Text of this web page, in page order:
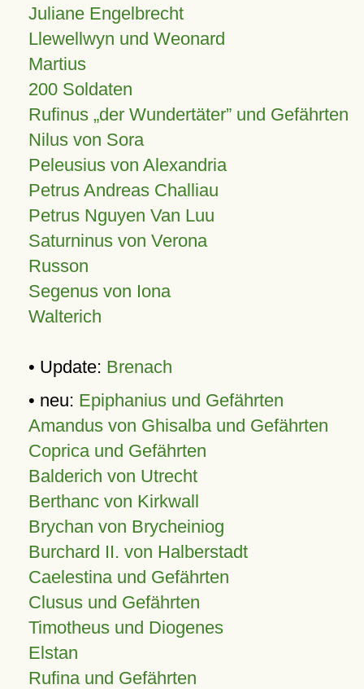
Juliane Engelbrecht
Llewellwyn und Weonard
Martius
200 Soldaten
Rufinus „der Wundertäter” und Gefährten
Nilus von Sora
Peleusius von Alexandria
Petrus Andreas Challiau
Petrus Nguyen Van Luu
Saturninus von Verona
Russon
Segenus von Iona
Walterich
• Update: Brenach
• neu: Epiphanius und Gefährten
Amandus von Ghisalba und Gefährten
Coprica und Gefährten
Balderich von Utrecht
Berthanc von Kirkwall
Brychan von Brycheiniog
Burchard II. von Halberstadt
Caelestina und Gefährten
Clusus und Gefährten
Timotheus und Diogenes
Elstan
Rufina und Gefährten